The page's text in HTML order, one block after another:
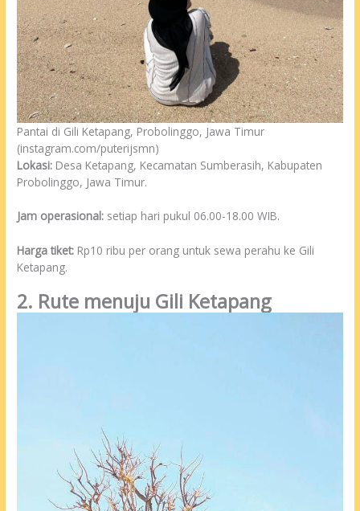
Pantai di Gili Ketapang, Probolinggo, Jawa Timur
(instagram.com/puterijsmn)
Lokasi: Desa Ketapang, Kecamatan Sumberasih, Kabupaten
Probolinggo, Jawa Timur.
Jam operasional: setiap hari pukul 06.00-18.00 WIB.
Harga tiket: Rp10 ribu per orang untuk sewa perahu ke Gili
Ketapang.
2. Rute menuju Gili Ketapang